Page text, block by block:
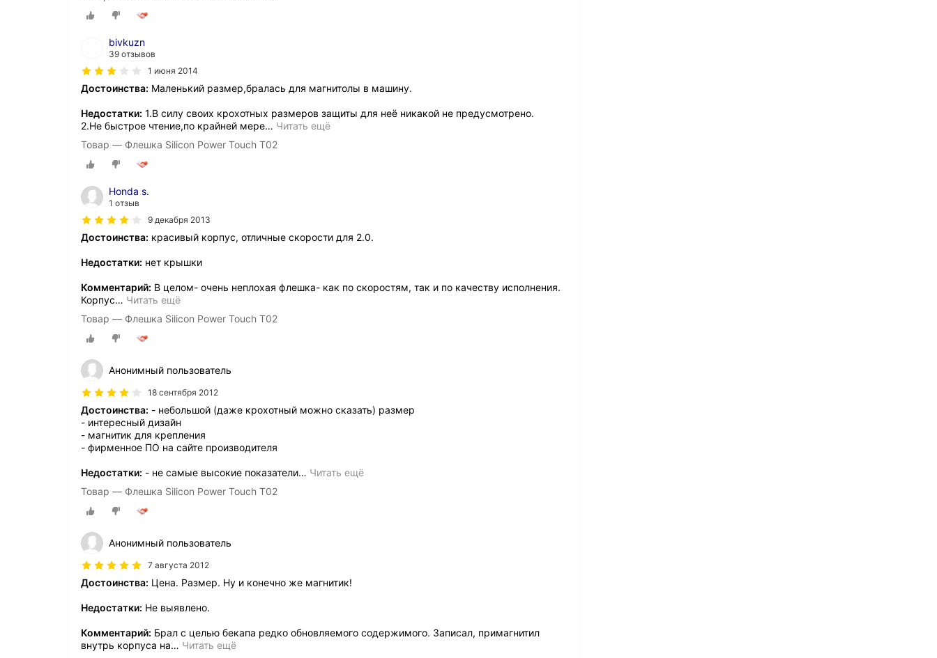
bivkuzn
39 отзывов
1 июня 2014
Достоинства: Маленький размер,бралась для магнитолы в машину.
Недостатки: 1.В силу своих крохотных размеров защиты для неё никакой не предусмотрено.
2.Не быстрое чтение,по крайней мере… Читать ещё
Товар — Флешка Silicon Power Touch T02
Honda s.
1 отзыв
9 декабря 2013
Достоинства: красивый корпус, отличные скорости для 2.0.
Недостатки: нет крышки
Комментарий: В целом- очень неплохая флешка- как по скоростям, так и по качеству исполнения.
Корпус… Читать ещё
Товар — Флешка Silicon Power Touch T02
Анонимный пользователь
18 сентября 2012
Достоинства: - небольшой (даже крохотный можно сказать) размер
- интересный дизайн
- магнитик для крепления
- фирменное ПО на сайте производителя
Недостатки: - не самые высокие показатели… Читать ещё
Товар — Флешка Silicon Power Touch T02
Анонимный пользователь
7 августа 2012
Достоинства: Цена. Размер. Ну и конечно же магнитик!
Недостатки: Не выявлено.
Комментарий: Брал с целью бекапа редко обновляемого содержимого. Записал, примагнитил
внутрь корпуса на… Читать ещё